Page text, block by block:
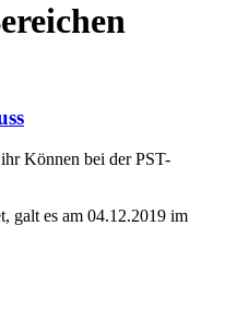
Können bei der PST-
galt es am 04.12.2019 im